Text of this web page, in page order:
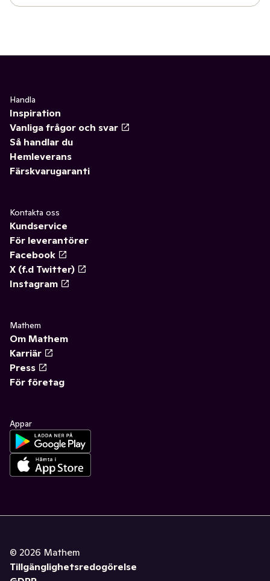
Handla
Inspiration
Vanliga frågor och svar
Så handlar du
Hemleverans
Färskvarugaranti
Kontakta oss
Kundservice
För leverantörer
Facebook
X (f.d Twitter)
Instagram
Mathem
Om Mathem
Karriär
Press
För företag
Appar
© 2026 Mathem
Tillgänglighetsredogörelse